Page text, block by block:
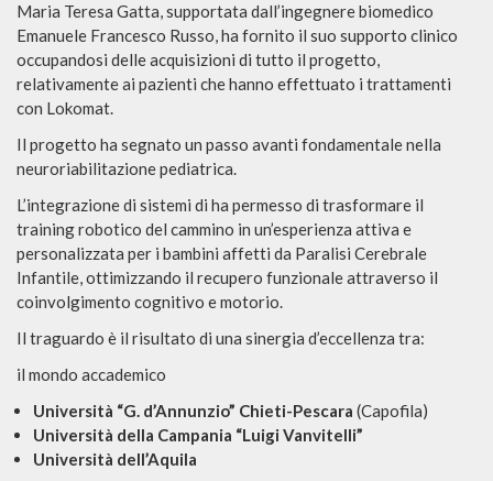
Maria Teresa Gatta, supportata dall’ingegnere biomedico
Emanuele Francesco Russo, ha fornito il suo supporto clinico
occupandosi delle acquisizioni di tutto il progetto,
relativamente ai pazienti che hanno effettuato i trattamenti
con Lokomat.
Il progetto ha segnato un passo avanti fondamentale nella
neuroriabilitazione pediatrica.
L’integrazione di sistemi di ha permesso di trasformare il
training robotico del cammino in un’esperienza attiva e
personalizzata per i bambini affetti da Paralisi Cerebrale
Infantile, ottimizzando il recupero funzionale attraverso il
coinvolgimento cognitivo e motorio.
Il traguardo è il risultato di una sinergia d’eccellenza tra:
il mondo accademico
Università “G. d’Annunzio” Chieti-Pescara (Capofila)
Università della Campania “Luigi Vanvitelli”
Università dell’Aquila